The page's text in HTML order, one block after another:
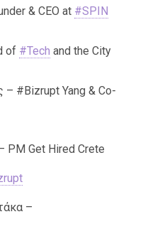
& CEO at #SPIN
of #Tech and the City
#Bizrupt Yang & Co-
PM Get Hired Crete
–